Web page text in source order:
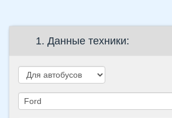
1. Данные техники: